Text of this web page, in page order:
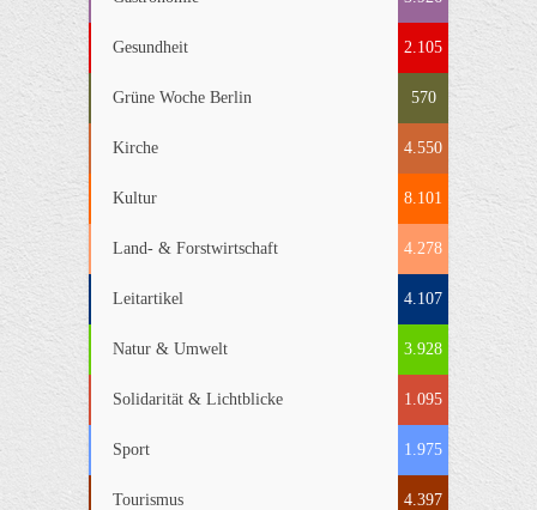
Gesundheit 2.105
Grüne Woche Berlin 570
Kirche 4.550
Kultur 8.101
Land- & Forstwirtschaft 4.278
Leitartikel 4.107
Natur & Umwelt 3.928
Solidarität & Lichtblicke 1.095
Sport 1.975
Tourismus 4.397